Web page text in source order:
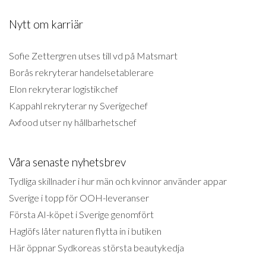
Nytt om karriär
Sofie Zettergren utses till vd på Matsmart
Borås rekryterar handelsetablerare
Elon rekryterar logistikchef
Kappahl rekryterar ny Sverigechef
Axfood utser ny hållbarhetschef
Våra senaste nyhetsbrev
Tydliga skillnader i hur män och kvinnor använder appar
Sverige i topp för OOH-leveranser
Första AI-köpet i Sverige genomfört
Haglöfs låter naturen flytta in i butiken
Här öppnar Sydkoreas största beautykedja